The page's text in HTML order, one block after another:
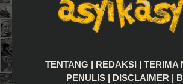
TENTANG REDAKSI TERIMA
PENULIS
DISCLAIMER